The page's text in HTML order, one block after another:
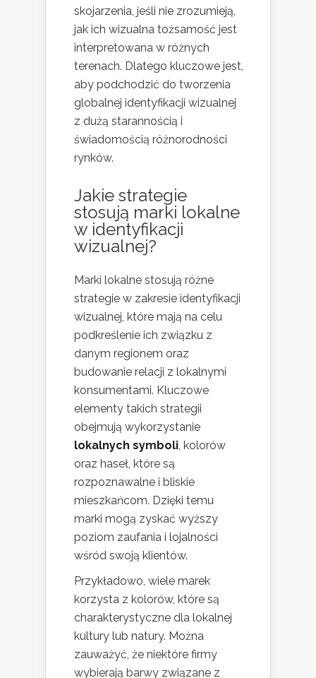
skojarzenia, jeśli nie zrozumieją,
jak ich wizualna tożsamość jest
interpretowana w różnych
terenach. Dlatego kluczowe jest,
aby podchodzić do tworzenia
globalnej identyfikacji wizualnej
z dużą starannością i
świadomością różnorodności
rynków.
Jakie strategie
stosują marki lokalne
w identyfikacji
wizualnej?
Marki lokalne stosują różne
strategie w zakresie identyfikacji
wizualnej, które mają na celu
podkreślenie ich związku z
danym regionem oraz
budowanie relacji z lokalnymi
konsumentami. Kluczowe
elementy takich strategii
obejmują wykorzystanie
lokalnych symboli , kolorów
oraz haseł, które są
rozpoznawalne i bliskie
mieszkańcom. Dzięki temu
marki mogą zyskać wyższy
poziom zaufania i lojalności
wśród swoją klientów.
Przykładowo, wiele marek
korzysta z kolorów, które są
charakterystyczne dla lokalnej
kultury lub natury. Można
zauważyć, że niektóre firmy
wybierają barwy związane z